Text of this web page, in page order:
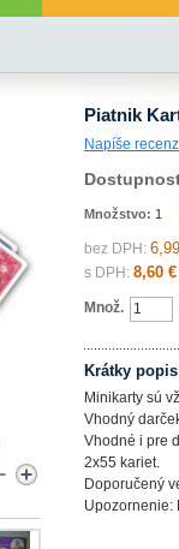
Piatnik
Napíše
Množstvo: 1
bez DPH:
s DPH: 8,60 €
Množ.
Krátky popis
Minikarty sú
Vhodný
Vhodné i pre
2x55 kariet.
Doporučený
Upozornenie: